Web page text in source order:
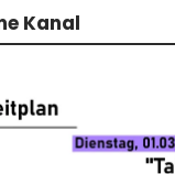
Kanal